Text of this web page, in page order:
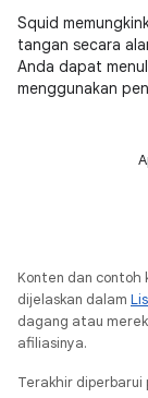
Squid
tangan secara
Anda dapat
menggunakan
Konten dan contoh
dijelaskan dalam
dagang atau
afiliasinya.
Terakhir